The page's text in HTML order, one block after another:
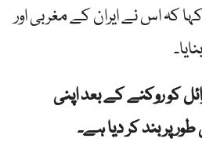
کہ اس نے ایران کے مغربی اور
کو روکنے کے بعد اپنی
پر بند کر دیا ہے۔